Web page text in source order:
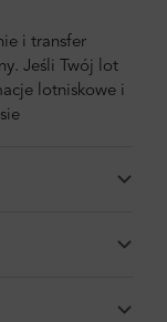
i transfer
Jeśli Twój lot
lotniskowe i